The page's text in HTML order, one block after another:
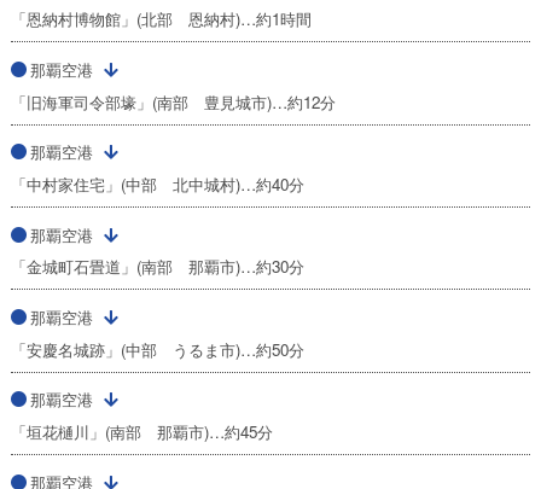
「恩納村博物館」(北部 恩納村)…約1時間
那覇空港
「旧海軍司令部壕」(南部 豊見城市)…約12分
那覇空港
「中村家住宅」(中部 北中城村)…約40分
那覇空港
「金城町石畳道」(南部 那覇市)…約30分
那覇空港
「安慶名城跡」(中部 うるま市)…約50分
那覇空港
「垣花樋川」(南部 那覇市)…約45分
那覇空港